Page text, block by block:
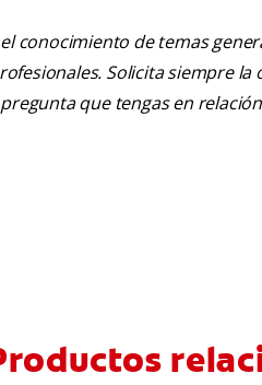
conocimiento de temas
Solicita siempre
que tengas en